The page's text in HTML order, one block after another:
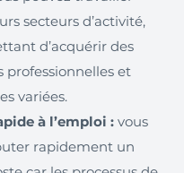
secteurs d’activité,
d’acquérir des
professionnelles et
variées.
à l’emploi : vous
rapidement un